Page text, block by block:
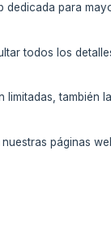
para
todos los
también
páginas